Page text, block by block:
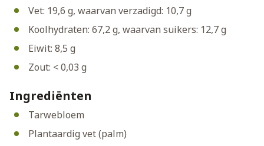
Vet: 19,6 g, waarvan verzadigd: 10,7 g
Koolhydraten: 67,2 g, waarvan suikers: 12,7 g
Eiwit: 8,5 g
Zout: < 0,03 g
Ingrediënten
Tarwebloem
Plantaardig vet (palm)